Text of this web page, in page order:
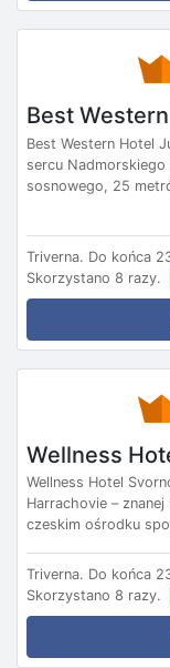
Best
Best Western Hotel
sercu
sosnowego, 25
Triverna. Do końca
Skorzystano 8 razy.
Wellness
Wellness Hotel
Harrachovie –
czeskim ośrodku
Triverna. Do końca
Skorzystano 8 razy.